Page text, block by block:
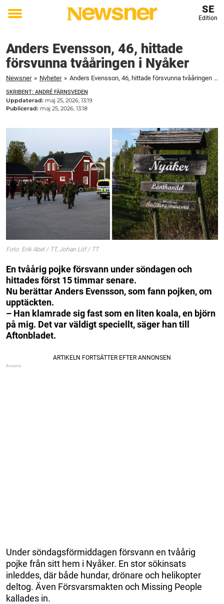
Toggle
SE
Edition
Anders Evensson, 46, hittade
försvunna tvååringen i Nyåker
Newsner » Nyheter » Anders Evensson, 46, hittade försvunna tvååringen i Nyåker
SKRIBENT: ANDRÉ FÄRNSVEDEN
Uppdaterad: maj 25, 2026, 13:19
Publicerad: maj 25, 2026, 13:18
Foto: Erik Abel / TT, Johan Löf / TT
En tvåårig pojke försvann under söndagen och
hittades först 15 timmar senare.
Nu berättar Anders Evensson, som fann pojken, om
upptäckten.
– Han klamrade sig fast som en liten koala, en björn
på mig. Det var väldigt speciellt, säger han till
Aftonbladet.
Under söndagsförmiddagen försvann en tvåårig
pojke från sitt hem i Nyåker. En stor sökinsats
inleddes, där både hundar, drönare och helikopter
deltog. Även Försvarsmakten och Missing People
kallades in.